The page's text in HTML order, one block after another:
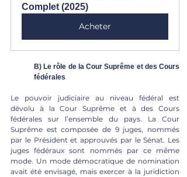
Complet (2025)
Acheter
B) Le rôle de la Cour Suprême et des Cours
fédérales
Le pouvoir judiciaire au niveau fédéral est
dévolu à la Cour Suprême et à des Cours
fédérales sur l’ensemble du pays. La Cour
Suprême est composée de 9 juges, nommés
par le Président et approuvés par le Sénat. Les
juges fédéraux sont nommés par ce même
mode. Un mode démocratique de nomination
avait été envisagé, mais exercer à la juridiction